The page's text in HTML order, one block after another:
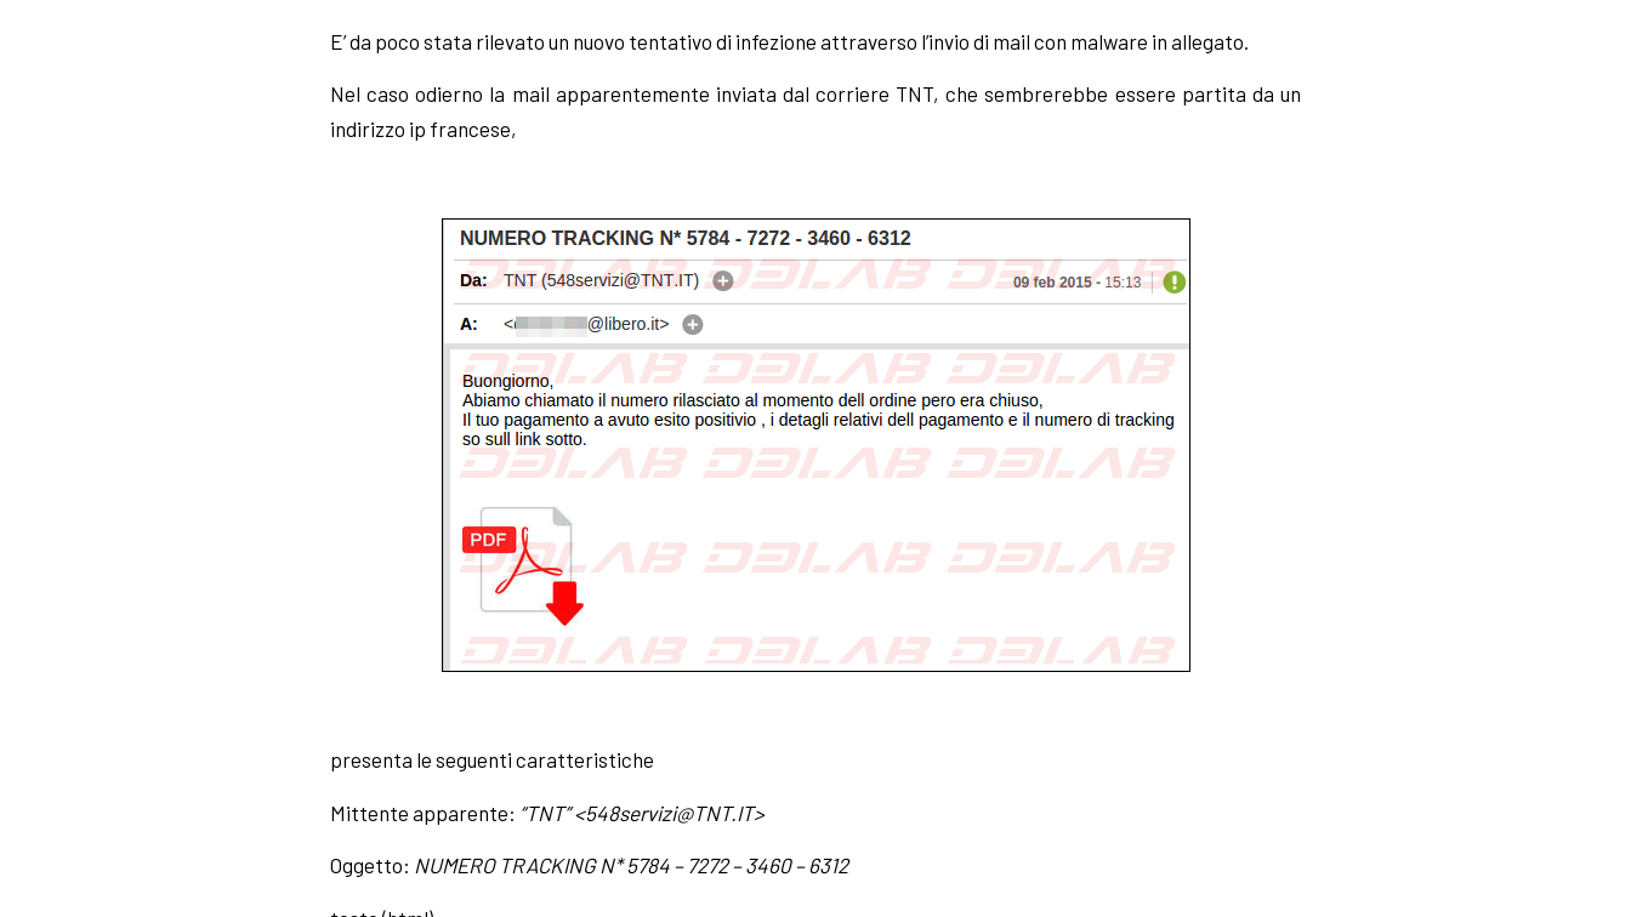
E’ da poco stata rilevato un nuovo tentativo di infezione attraverso l’invio di mail con malware in allegato.
Nel caso odierno la mail apparentemente inviata dal corriere TNT, che sembrerebbe essere partita da un
indirizzo ip francese,
presenta le seguenti caratteristiche
Mittente apparente: “TNT” <548servizi@TNT.IT>
Oggetto: NUMERO TRACKING N* 5784 – 7272 – 3460 – 6312